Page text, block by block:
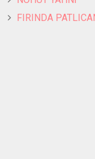
FIRINDA